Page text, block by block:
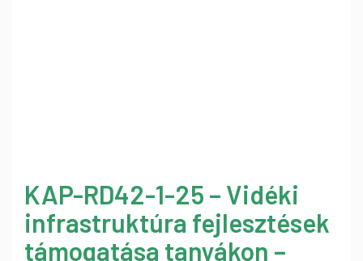
KAP-RD42-1-25 – Vidéki
infrastruktúra fejlesztések
támogatása tanyákon –